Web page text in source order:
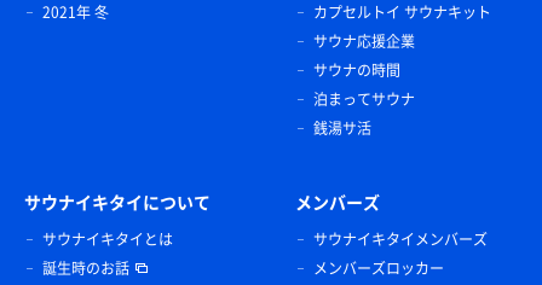
2021年 冬
カプセルトイ サウナキット
サウナ応援企業
サウナの時間
泊まってサウナ
銭湯サ活
サウナイキタイについて
サウナイキタイとは
誕生時のお話
メンバーズ
サウナイキタイメンバーズ
メンバーズロッカー